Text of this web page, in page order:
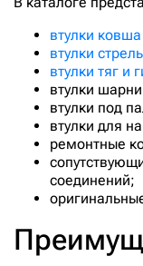
втулки
втулки
втулки тяг и
втулки
втулки под
втулки для
ремонтные
соединений;
207-70-32140
207-70-32150
207-70-33160
207-70-34230
207-70-61511
207-70-61521
207-70-61610
207-70-71160
207-70-71162